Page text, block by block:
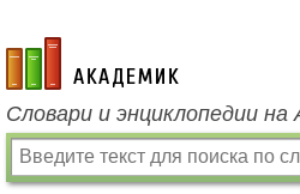
academic.ru
Словари и энциклопедии на